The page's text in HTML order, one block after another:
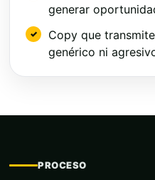
generar
Copy que
genérico ni
PROCESO